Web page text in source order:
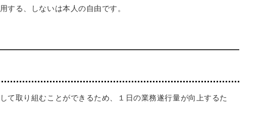
する、しないは本人の自由です。
て取り組むことができるため、１日の業務遂行量が向上するた